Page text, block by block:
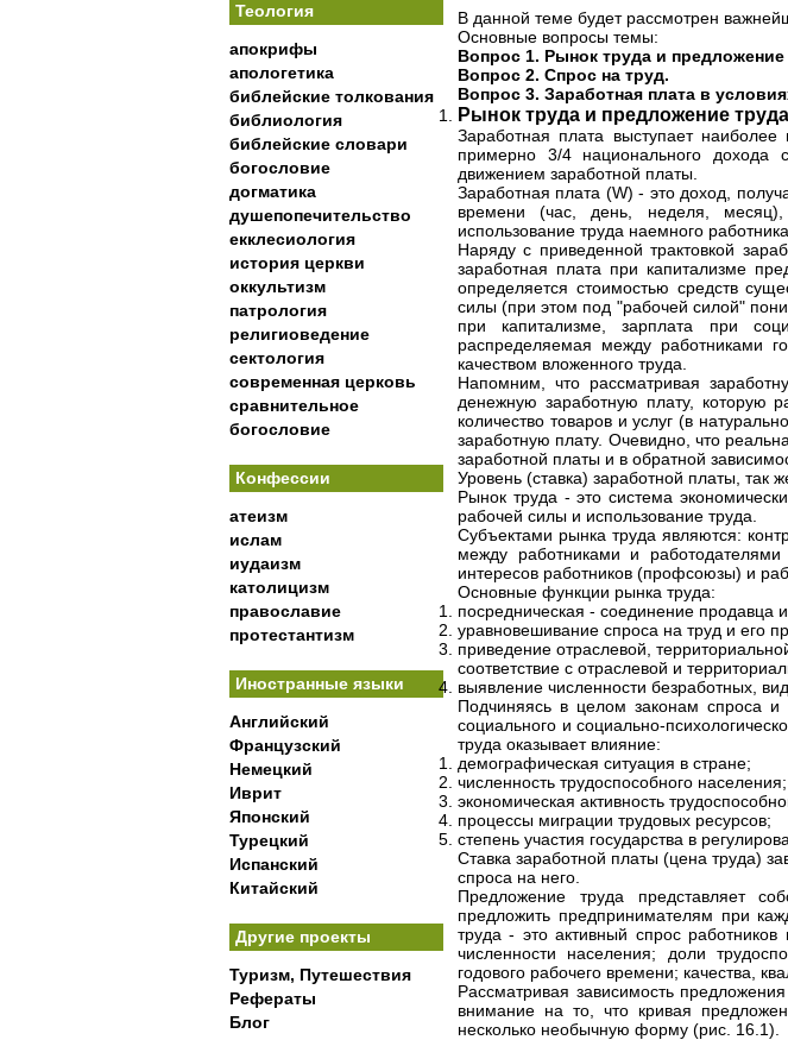
Теология
апокрифы
апологетика
библейские толкования
библиология
библейские словари
богословие
догматика
душепопечительство
екклесиология
история церкви
оккультизм
патрология
религиоведение
сектология
современная церковь
сравнительное
богословие
Конфессии
атеизм
ислам
иудаизм
католицизм
православие
протестантизм
Иностранные языки
Английский
Французский
Немецкий
Иврит
Японский
Турецкий
Испанский
Китайский
Другие проекты
Туризм, Путешествия
Рефераты
Блог
В данной теме будет рассмотрен
Основные вопросы темы:
Вопрос 1. Рынок труда и предложение
Вопрос 2. Спрос на труд.
Вопрос 3. Заработная плата в
Рынок труда и предложение труда
Заработная плата выступает
примерно 3/4 национального дохода
движением заработной платы.
Заработная плата (W) - это доход,
времени (час, день, неделя,
использование труда наемного работника.
Наряду с приведенной трактовкой
заработная плата при капитализме
определяется стоимостью средств
силы (при этом под "рабочей силой"
при капитализме, зарплата при
распределяемая между работниками
качеством вложенного труда.
Напомним, что рассматривая
денежную заработную плату, которую
количество товаров и услуг (в
заработную плату. Очевидно, что
заработной платы и в обратной
Уровень (ставка) заработной платы, так
Рынок труда - это система
рабочей силы и использование труда.
Субъектами рынка труда являются:
между работниками и работодателями
интересов работников (профсоюзы) и
Основные функции рынка труда:
посредническая - соединение продавца
уравновешивание спроса на труд и его
приведение отраслевой,
соответствие с отраслевой и
выявление численности безработных,
Подчиняясь в целом законам спроса и
социального и социально-
труда оказывает влияние:
демографическая ситуация в стране;
численность трудоспособного населения;
экономическая активность
процессы миграции трудовых ресурсов;
степень участия государства в
Ставка заработной платы (цена труда)
спроса на него.
Предложение труда представляет
предложить предпринимателям при
труда - это активный спрос
численности населения; доли
годового рабочего времени; качества,
Рассматривая зависимость
внимание на то, что кривая
несколько необычную форму (рис. 16.1).